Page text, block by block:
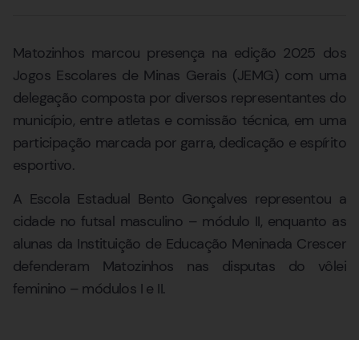
Matozinhos marcou presença na edição 2025 dos
Jogos Escolares de Minas Gerais (JEMG) com uma
delegação composta por diversos representantes do
município, entre atletas e comissão técnica, em uma
participação marcada por garra, dedicação e espírito
esportivo.
A Escola Estadual Bento Gonçalves representou a
cidade no futsal masculino – módulo II, enquanto as
alunas da Instituição de Educação Meninada Crescer
defenderam Matozinhos nas disputas do vôlei
feminino – módulos I e II.